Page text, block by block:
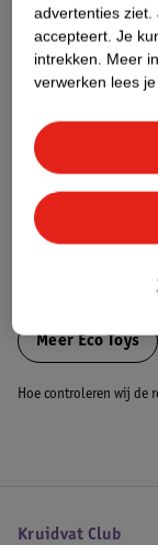
Nature Impact
Bestel &
MeerEco Toys
Hoe controleren wij de
Kruidvat Club
advertenties ziet.
accepteert. Je
intrekken. Meer
verwerken lees